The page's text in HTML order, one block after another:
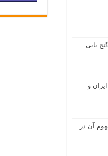
یابی
و
آن در